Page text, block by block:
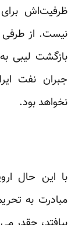
ظرفیت‌اش
نیست. از طرفی
بازگشت لیبی
جبران نفت
نخواهد بود.
با این حال
مبادرت به